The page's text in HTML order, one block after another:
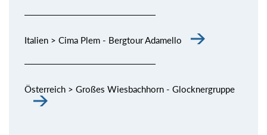
Italien > Cima Plem - Bergtour Adamello
Österreich > Großes Wiesbachhorn - Glocknergruppe